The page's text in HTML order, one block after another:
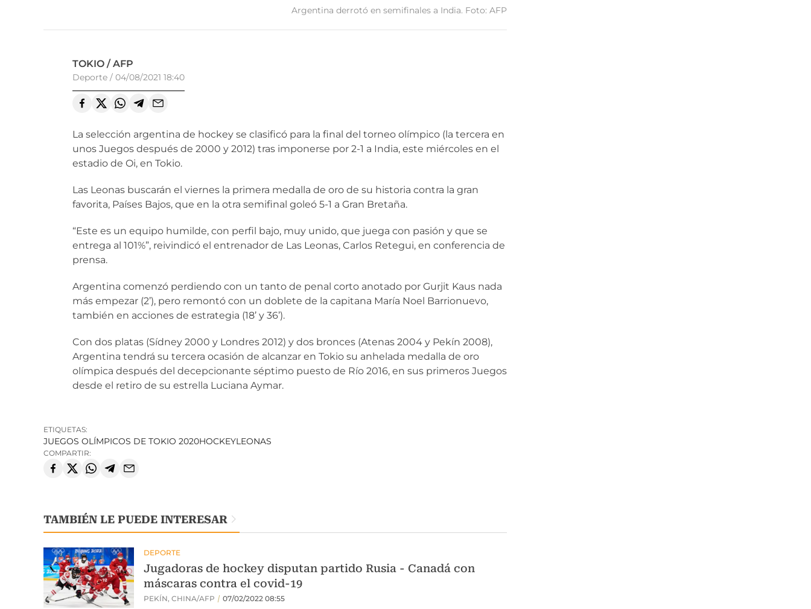
Argentina derrotó en semifinales a India. Foto: AFP
TOKIO / AFP
Deporte / 04/08/2021 18:40
La selección argentina de hockey se clasificó para la final del torneo olímpico (la tercera en
unos Juegos después de 2000 y 2012) tras imponerse por 2-1 a India, este miércoles en el
estadio de Oi, en Tokio.
Las Leonas buscarán el viernes la primera medalla de oro de su historia contra la gran
favorita, Países Bajos, que en la otra semifinal goleó 5-1 a Gran Bretaña.
“Este es un equipo humilde, con perfil bajo, muy unido, que juega con pasión y que se
entrega al 101%”, reivindicó el entrenador de Las Leonas, Carlos Retegui, en conferencia de
prensa.
Argentina comenzó perdiendo con un tanto de penal corto anotado por Gurjit Kaus nada
más empezar (2’), pero remontó con un doblete de la capitana María Noel Barrionuevo,
también en acciones de estrategia (18’ y 36’).
Con dos platas (Sídney 2000 y Londres 2012) y dos bronces (Atenas 2004 y Pekín 2008),
Argentina tendrá su tercera ocasión de alcanzar en Tokio su anhelada medalla de oro
olímpica después del decepcionante séptimo puesto de Río 2016, en sus primeros Juegos
desde el retiro de su estrella Luciana Aymar.
ETIQUETAS:
JUEGOS OLÍMPICOS DE TOKIO 2020HOCKEYLEONAS
COMPARTIR:
TAMBIÉN LE PUEDE INTERESAR